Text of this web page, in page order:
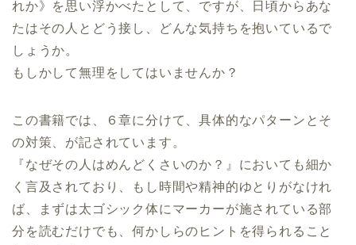
れか》を思い浮かべたとして、ですが、日頃からあな
たはその人とどう接し、どんな気持ちを抱いているで
しょうか。
もしかして無理をしてはいませんか？
この書籍では、６章に分けて、具体的なパターンとそ
の対策、が記されています。
『なぜその人はめんどくさいのか？』においても細か
く言及されており、もし時間や精神的ゆとりがなけれ
ば、まずは太ゴシック体にマーカーが施されている部
分を読むだけでも、何かしらのヒントを得られること